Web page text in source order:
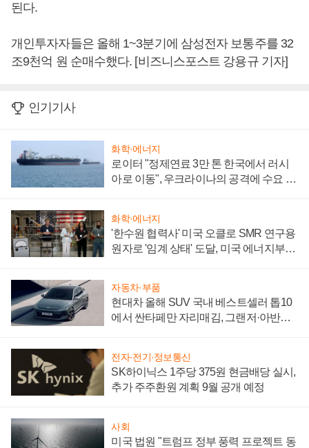
된다.
개인투자자들은 올해 1~3분기에 삼성전자 보통주를 32
조9천억 원 순매수했다. [비즈니스포스트 강용규 기자]
인기기사
화학·에너지
로이터 "정제연료 3만 톤 한국에서 러시
아로 이동", 우크라이나의 공격에 수요 늘
화학·에너지
'한수원 협력사' 미국 오클로 SMR 연구용
원자로 '임계 상태' 도달, 미국 에너지부
자동차·부품
현대차 올해 SUV 국내 베스트셀러 톱10
에서 싼타페만 자리매김, 그랜저·아반떼
전자·전기·정보통신
SK하이닉스 1주당 375원 현금배당 실시,
추가 주주환원 계획 9월 공개 예정
사회
미국 법원 "트럼프 정부 풍력 프로젝트 동